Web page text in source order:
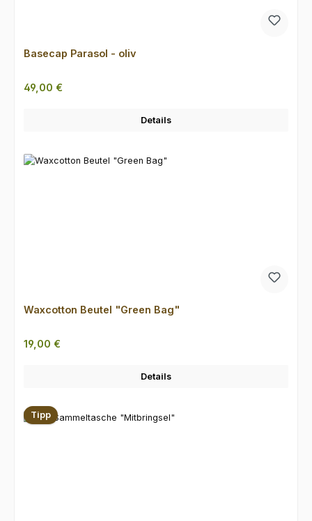
Basecap Parasol - oliv
Regulärer Preis:
49,00 €
Details
Waxcotton Beutel "Green Bag"
Regulärer Preis:
19,00 €
Details
Tipp